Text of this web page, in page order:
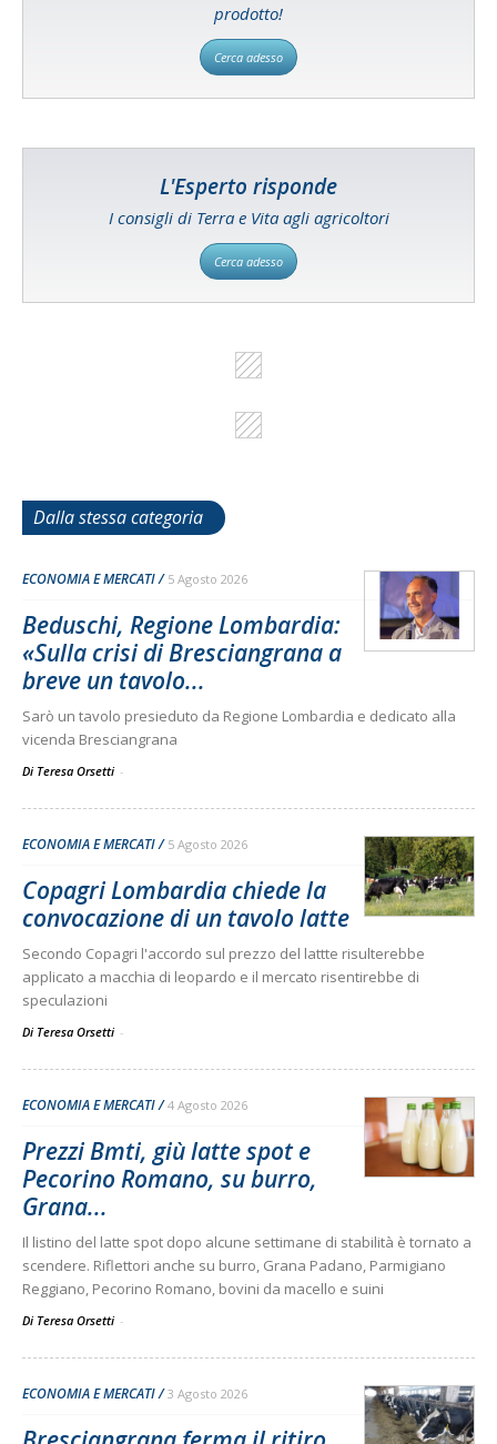
prodotto!
Cerca adesso
L'Esperto risponde
I consigli di Terra e Vita agli agricoltori
Cerca adesso
Dalla stessa categoria
ECONOMIA E MERCATI 5 Agosto 2026
Beduschi, Regione Lombardia:
«Sulla crisi di Bresciangrana a
breve un tavolo...
Sarò un tavolo presieduto da Regione Lombardia e dedicato alla
vicenda Bresciangrana
Di Teresa Orsetti -
ECONOMIA E MERCATI 5 Agosto 2026
Copagri Lombardia chiede la
convocazione di un tavolo latte
Secondo Copagri l'accordo sul prezzo del lattte risulterebbe
applicato a macchia di leopardo e il mercato risentirebbe di
speculazioni
Di Teresa Orsetti -
ECONOMIA E MERCATI 4 Agosto 2026
Prezzi Bmti, giù latte spot e
Pecorino Romano, su burro,
Grana...
Il listino del latte spot dopo alcune settimane di stabilità è tornato a
scendere. Riflettori anche su burro, Grana Padano, Parmigiano
Reggiano, Pecorino Romano, bovini da macello e suini
Di Teresa Orsetti -
ECONOMIA E MERCATI 3 Agosto 2026